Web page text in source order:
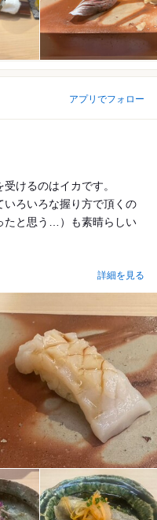
アプリでフォロー
けるのはイカです。
いろいろな握り方で頂くの
たと思う…）も素晴らしい
詳細を見る